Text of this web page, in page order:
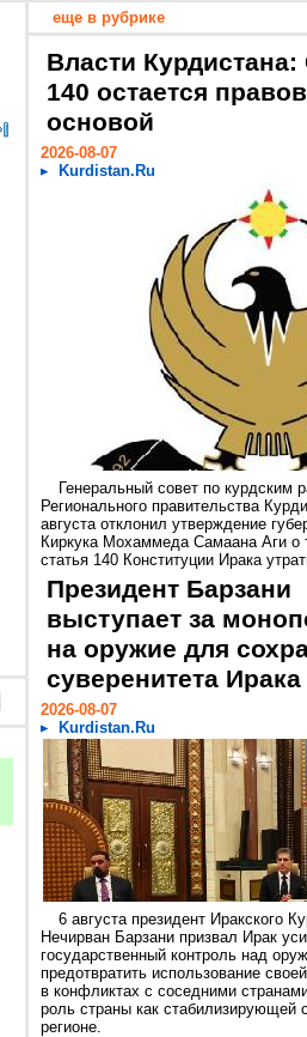
еще в рубрике
Власти Курдистана:
140 остается
основой
2026-08-07
Kurdistan.Ru
Генеральный совет по курдским
Регионального правительства
августа отклонил утверждение
Киркука Мохаммеда Самаана Аги о
статья 140 Конституции Ирака
Президент Барзани
выступает за
на оружие для
суверенитета Ирака
2026-08-07
Kurdistan.Ru
6 августа президент Иракского
Нечирван Барзани призвал Ирак
государственный контроль над
предотвратить использование
в конфликтах с соседними
роль страны как стабилизирующей
регионе.